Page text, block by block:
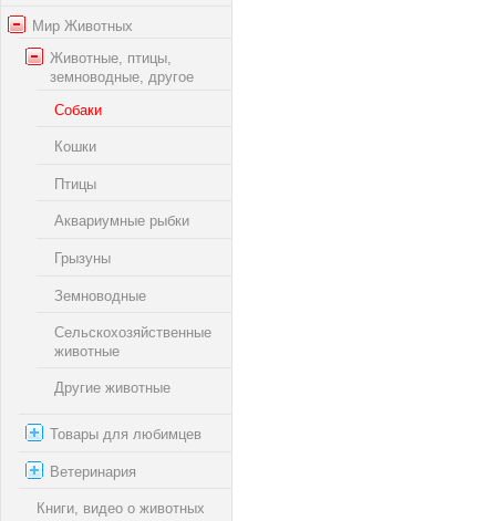
Мир Животных
Животные, птицы,
земноводные, другое
Собаки
Кошки
Птицы
Аквариумные рыбки
Грызуны
Земноводные
Сельскохозяйственные
животные
Другие животные
Товары для любимцев
Ветеринария
Книги, видео о животных